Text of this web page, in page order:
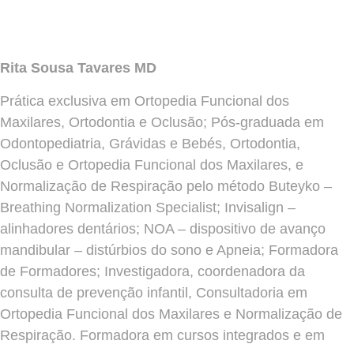
Rita Sousa Tavares MD
Prática exclusiva em Ortopedia Funcional dos
Maxilares, Ortodontia e Oclusão; Pós-graduada em
Odontopediatria, Grávidas e Bebés, Ortodontia,
Oclusão e Ortopedia Funcional dos Maxilares, e
Normalização de Respiração pelo método Buteyko –
Breathing Normalization Specialist; Invisalign –
alinhadores dentários; NOA – dispositivo de avanço
mandibular – distúrbios do sono e Apneia; Formadora
de Formadores; Investigadora, coordenadora da
consulta de prevenção infantil, Consultadoria em
Ortopedia Funcional dos Maxilares e Normalização de
Respiração. Formadora em cursos integrados e em